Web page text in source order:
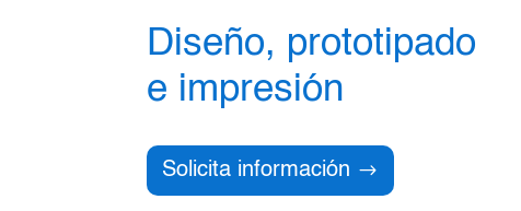
Diseño, prototipado
e impresión
Solicita información